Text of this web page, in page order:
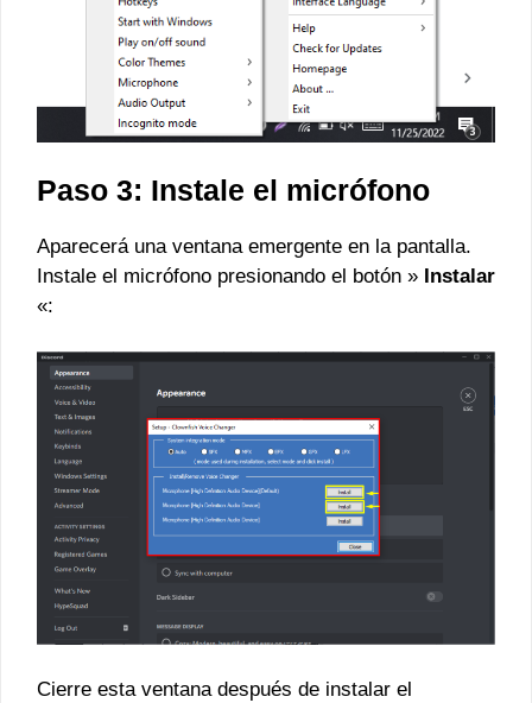
Paso 3: Instale el micrófono
Aparecerá una ventana emergente en la pantalla.
Instale el micrófono presionando el botón » Instalar
«:
Cierre esta ventana después de instalar el